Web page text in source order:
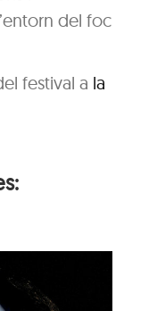
del foc
festival a la